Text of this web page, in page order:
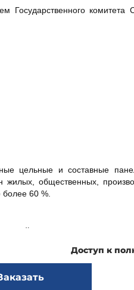
комитета
цельные и составные
общественных,
60 %.
влажностью воздуха
для цоколей и стен подвалов,
Доступ к